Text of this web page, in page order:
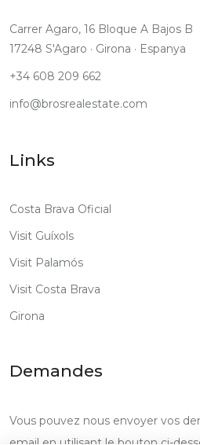
Carrer Agaro, 16 Bloque A Bajos B
17248 S'Agaro · Girona · Espanya
+34 608 209 662
info@brosrealestate.com
Links
Costa Brava Oficial
Visit Guíxols
Visit Palamós
Visit Costa Brava
Girona
Demandes
Vous pouvez nous envoyer vos